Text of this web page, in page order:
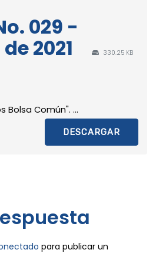
029 -
2021
330.25 KB
Bolsa Común". ...
DESCARGAR
para publicar un